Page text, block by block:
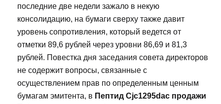
последние две недели зажало в некую
консолидацию, на бумаги сверху также давит
уровень сопротивления, который ведется от
отметки 89,6 рублей через уровни 86,69 и 81,3
рублей. Повестка дня заседания совета директоров
не содержит вопросы, связанные с
осуществлением прав по определенным ценным
бумагам эмитента, в Пептид Cjc1295dac продажи